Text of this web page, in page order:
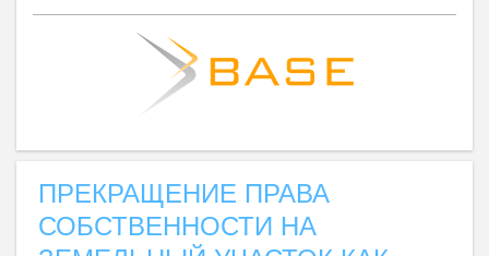
ПРЕКРАЩЕНИЕ ПРАВА
СОБСТВЕННОСТИ НА